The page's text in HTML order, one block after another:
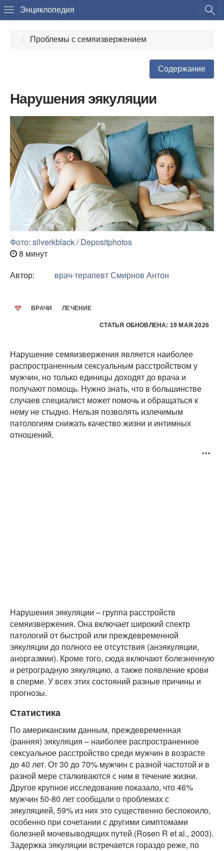
Энциклопедия
Проблемы с семяизвержением
Содержание
Нарушения эякуляции
Фото: silverkblack / Depositphotos
8 минут
Автор:
врач-терапевтСмирнов Антон
ВРАЧИ ЛЕЧЕНИЕ
СТАТЬЯ ОБНОВЛЕНА: 19 МАЯ 2026
Нарушение семяизвержения является наиболее
распространенным сексуальным расстройством у
мужчин, но только единицы доходят до врача и
получают помощь. Нужно знать, что в большинстве
случаев специалист может помочь и обращаться к
нему не стыдно. Нельзя позволять излечимым
патологиям снижать качество жизни и интимных
отношений.
Нарушения эякуляции – группа расстройств
семяизвержения. Она включает широкий спектр
патологий от быстрой или преждевременной
эякуляции до полного ее отсутствия (анэякуляции,
аноргазмии). Кроме того, сюда включают болезненную
и ретроградную эякуляцию, а также появление крови
в сперме. У всех этих состояний разные причины и
прогнозы.
Статистика
По американским данным, преждевременная
(ранняя) эякуляция – наиболее распространенное
сексуальное расстройство среди мужчин в возрасте
до 40 лет. От 30 до 70% мужчин с разной частотой и в
разной мере сталкиваются с ним в течение жизни.
Другое крупное исследование показало, что 46%
мужчин 50-80 лет сообщали о проблемах с
эякуляцией, 59% из них это существенно беспокоило,
особенно при сочетании с другими симптомами
болезней мочевыводящих путей.(Rosen R et al., 2003).
Задержка эякуляции встречается гораздо реже, по